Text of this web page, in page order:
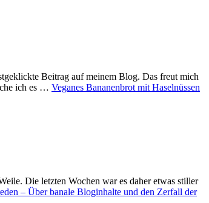
Beitrag auf meinem Blog. Das freut mich
ich es … Veganes Bananenbrot mit Haselnüssen
Die letzten Wochen war es daher etwas stiller
– Über banale Bloginhalte und den Zerfall der